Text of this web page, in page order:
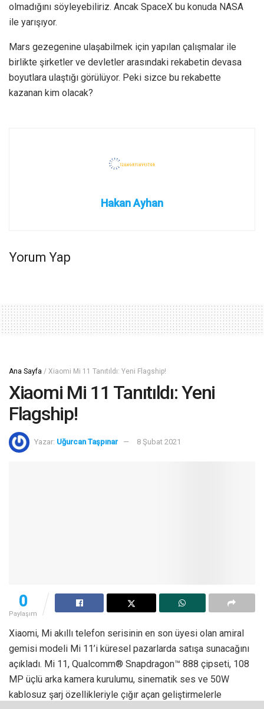
olmadığını söyleyebiliriz. Ancak SpaceX bu konuda NASA
ile yarışıyor.
Mars gezegenine ulaşabilmek için yapılan çalışmalar ile
birlikte şirketler ve devletler arasındaki rekabetin devasa
boyutlara ulaştığı görülüyor. Peki sizce bu rekabette
kazanan kim olacak?
Hakan Ayhan
Yorum Yap
Ana Sayfa / Xiaomi Mi 11 Tanıtıldı: Yeni Flagship!
Xiaomi Mi 11 Tanıtıldı: Yeni
Flagship!
Yazar: Uğurcan Taşpınar 8 Şubat 2021
0
Paylaşım
Xiaomi, Mi akıllı telefon serisinin en son üyesi olan amiral
gemisi modeli Mi 11’i küresel pazarlarda satışa sunacağını
açıkladı. Mi 11, Qualcomm® Snapdragon™ 888 çipseti, 108
MP üçlü arka kamera kurulumu, sinematik ses ve 50W
kablosuz şarj özellikleriyle çığır açan geliştirmelerle